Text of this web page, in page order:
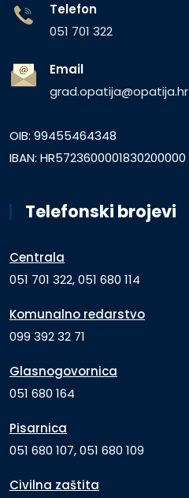
Telefon
051 701 322
Email
grad.opatija@opatija.hr
OIB: 99455464348
IBAN: HR5723600001830200000
Telefonski brojevi
Centrala
051 701 322, 051 680 114
Komunalno redarstvo
099 392 32 71
Glasnogovornica
051 680 164
Pisarnica
051 680 107, 051 680 109
Civilna zaštita